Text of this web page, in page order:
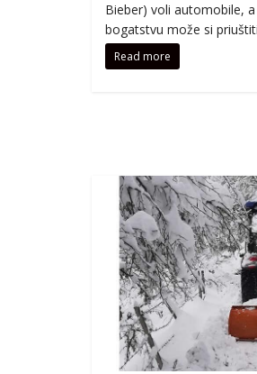
Bieber) voli automobile,
bogatstvu može si
Read more